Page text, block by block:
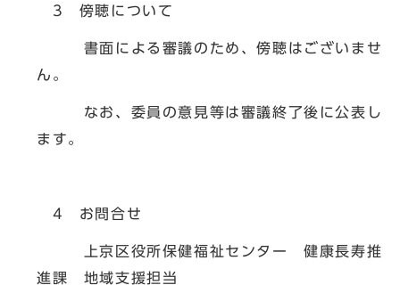
3 傍聴について
書面による審議のため、傍聴はございませ
ん。
なお、委員の意見等は審議終了後に公表し
ます。
4 お問合せ
上京区役所保健福祉センター 健康長寿推
進課 地域支援担当